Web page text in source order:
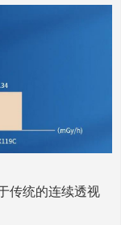
传统的连续透视